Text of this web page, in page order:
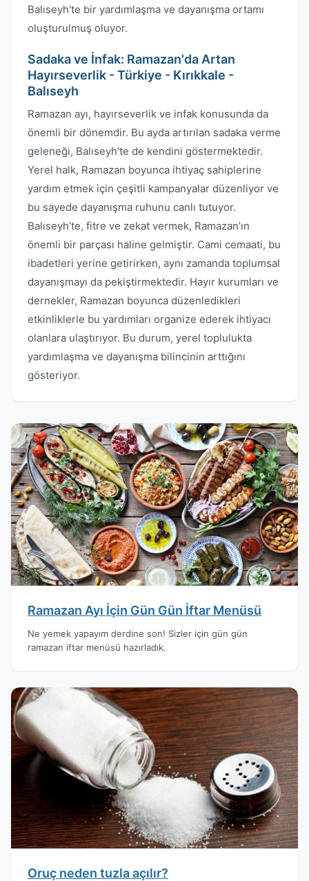
Balıseyh'te bir yardımlaşma ve dayanışma ortamı
oluşturulmuş oluyor.
Sadaka ve İnfak: Ramazan'da Artan
Hayırseverlik - Türkiye - Kırıkkale -
Balıseyh
Ramazan ayı, hayırseverlik ve infak konusunda da
önemli bir dönemdir. Bu ayda artırılan sadaka verme
geleneği, Balıseyh’te de kendini göstermektedir.
Yerel halk, Ramazan boyunca ihtiyaç sahiplerine
yardım etmek için çeşitli kampanyalar düzenliyor ve
bu sayede dayanışma ruhunu canlı tutuyor.
Balıseyh’te, fitre ve zekat vermek, Ramazan’ın
önemli bir parçası haline gelmiştir. Cami cemaati, bu
ibadetleri yerine getirirken, aynı zamanda toplumsal
dayanışmayı da pekiştirmektedir. Hayır kurumları ve
dernekler, Ramazan boyunca düzenledikleri
etkinliklerle bu yardımları organize ederek ihtiyacı
olanlara ulaştırıyor. Bu durum, yerel toplulukta
yardımlaşma ve dayanışma bilincinin arttığını
gösteriyor.
Ramazan Ayı İçin Gün Gün İftar Menüsü
Ne yemek yapayım derdine son! Sizler için gün gün
ramazan iftar menüsü hazırladık.
Oruç neden tuzla açılır?